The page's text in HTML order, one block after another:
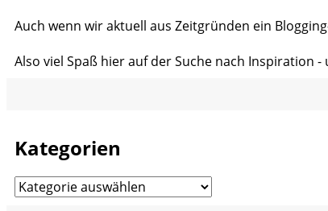
Auch wenn wir aktuell aus Zeitgründen ein
Also viel Spaß hier auf der Suche nach Inspiration
Kategorien
Kategorien